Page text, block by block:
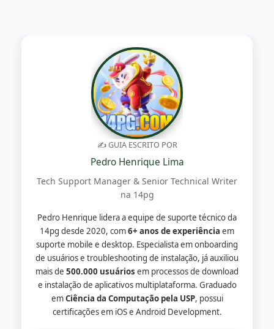
✍️ GUIA ESCRITO POR
Pedro Henrique Lima
Tech Support Manager & Senior Technical Writer
na 14pg
Pedro Henrique lidera a equipe de suporte técnico da
14pg desde 2020, com6+ anos de experiência em
suporte mobile e desktop. Especialista em onboarding
de usuários e troubleshooting de instalação, já auxiliou
mais de 500.000 usuários em processos de download
e instalação de aplicativos multiplataforma. Graduado
emCiência da Computação pela USP, possui
certificações em iOS e Android Development.